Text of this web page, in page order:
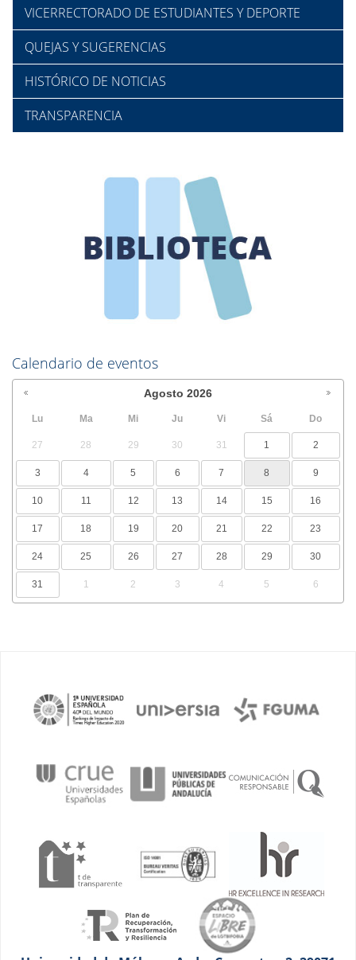
VICERRECTORADO DE ESTUDIANTES Y DEPORTE
QUEJAS Y SUGERENCIAS
HISTÓRICO DE NOTICIAS
TRANSPARENCIA
Calendario de eventos
Agosto 2026
Lu Ma Mi Ju Vi Sá Do
27 28 29 30 31 1 2
3 4 5 6 7 8 9
10 11 12 13 14 15 16
17 18 19 20 21 22 23
24 25 26 27 28 29 30
31 1 2 3 4 5 6